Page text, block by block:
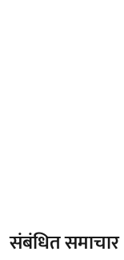
संबंधित समाचार